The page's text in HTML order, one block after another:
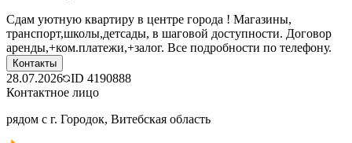
Сдам уютную квартиру в центре города ! Магазины,
транспорт,школы,детсады, в шаговой доступности. Договор
аренды,+ком.платежи,+залог. Все подробности по телефону.
Контакты
28.07.2026 ID 4190888
Контактное лицо
рядом с г. Городок, Витебская область